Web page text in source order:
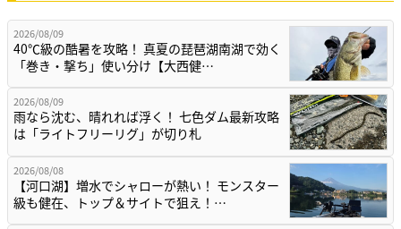
2026/08/09
40℃級の酷暑を攻略！ 真夏の琵琶湖南湖で効く
「巻き・撃ち」使い分け【大西健…
2026/08/09
雨なら沈む、晴れれば浮く！ 七色ダム最新攻略
は「ライトフリーリグ」が切り札
2026/08/08
【河口湖】増水でシャローが熱い！ モンスター
級も健在、トップ＆サイトで狙え！…